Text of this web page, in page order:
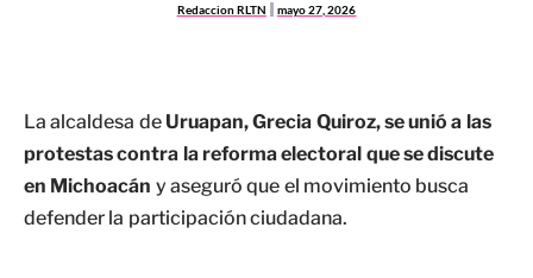
Redaccion RLTN mayo 27, 2026
La alcaldesa de Uruapan, Grecia Quiroz, se unió a las
protestas contra la reforma electoral que se discute
en Michoacán y aseguró que el movimiento busca
defender la participación ciudadana.